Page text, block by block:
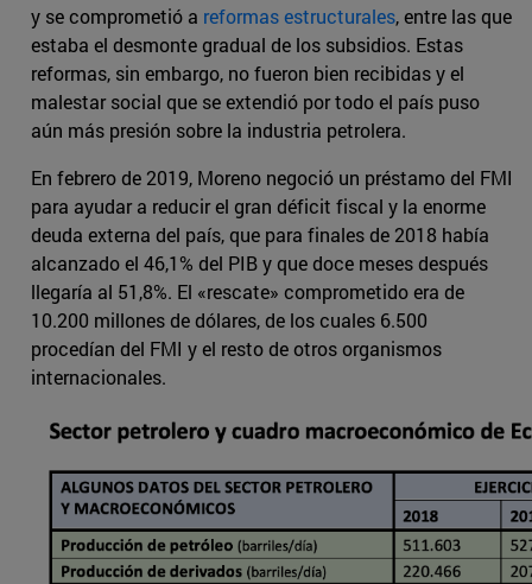
y se comprometió a reformas estructurales, entre las que
estaba el desmonte gradual de los subsidios. Estas
reformas, sin embargo, no fueron bien recibidas y el
malestar social que se extendió por todo el país puso
aún más presión sobre la industria petrolera.
En febrero de 2019, Moreno negoció un préstamo del FMI
para ayudar a reducir el gran déficit fiscal y la enorme
deuda externa del país, que para finales de 2018 había
alcanzado el 46,1% del PIB y que doce meses después
llegaría al 51,8%. El «rescate» comprometido era de
10.200 millones de dólares, de los cuales 6.500
procedían del FMI y el resto de otros organismos
internacionales.